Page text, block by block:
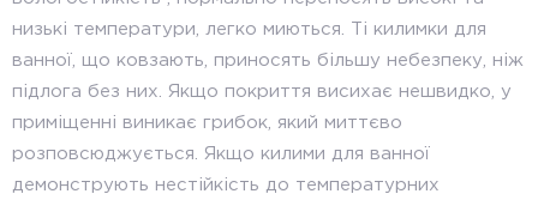
низькі температури, легко миються. Ті килимки для
ванної, що ковзають, приносять більшу небезпеку, ніж
підлога без них. Якщо покриття висихає нешвидко, у
приміщенні виникає грибок, який миттєво
розповсюджується. Якщо килими для ванної
демонструють нестійкість до температурних